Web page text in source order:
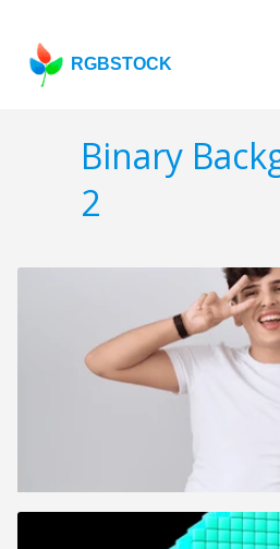
RGBSTOCK
Binary
2